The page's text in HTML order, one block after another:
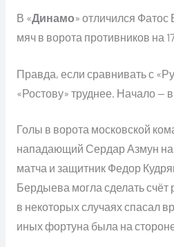
В «Динамо» отличился
мяч в ворота противников на
Правда, если сравнивать с
«Ростову» труднее. Начало — в
Голы в ворота московской
нападающий Сердар Азмун на
матча и защитник Федор
Бердыева могла сделать
в некоторых случаях спасал
иных фортуна была на